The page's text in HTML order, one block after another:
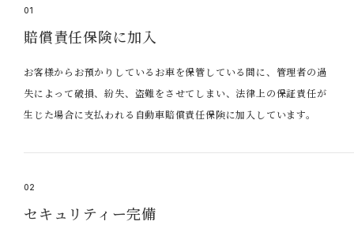
01
賠償責任保険に加入
お客様からお預かりしているお車を保管している間に、管理者の過
失によって破損、紛失、盗難をさせてしまい、法律上の保証責任が
生じた場合に支払われる自動車賠償責任保険に加入しています。
02
セキュリティー完備